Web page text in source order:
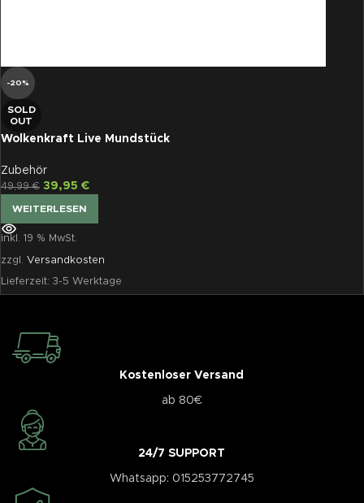
-20%
SOLD
OUT
Wolkenkraft Live Mundstück
Zubehör
49,99€ 39,95 €
WEITERLESEN
inkl. 19 % MwSt.
zzgl. Versandkosten
Lieferzeit: 3-5 Werktage
Kostenloser Versand
ab 80€
24/7 SUPPORT
Whatsapp: 015253772745